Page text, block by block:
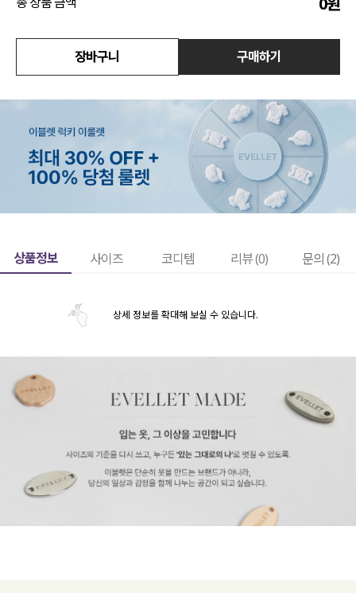
장바구니 구매하기
상품정보 사이즈 코디템 리뷰 (0) 문의 (2)
상세 정보를 확대해 보실 수 있습니다.